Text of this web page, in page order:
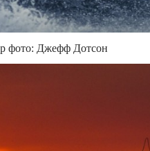
фото: Джефф Дотсон